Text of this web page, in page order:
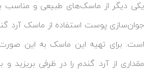
یکی دیگر از ماسک‌های طبیعی و مناسب
جوان‌سازی پوست استفاده از ماسک آرد
است. برای تهیه این ماسک به این
مقداری از آرد گندم را در ظرفی بریزید و